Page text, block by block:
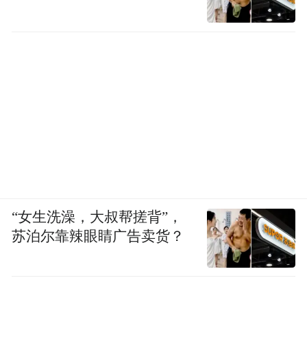
“女生洗澡，大叔帮搓背”，
苏泊尔靠辣眼睛广告卖货？